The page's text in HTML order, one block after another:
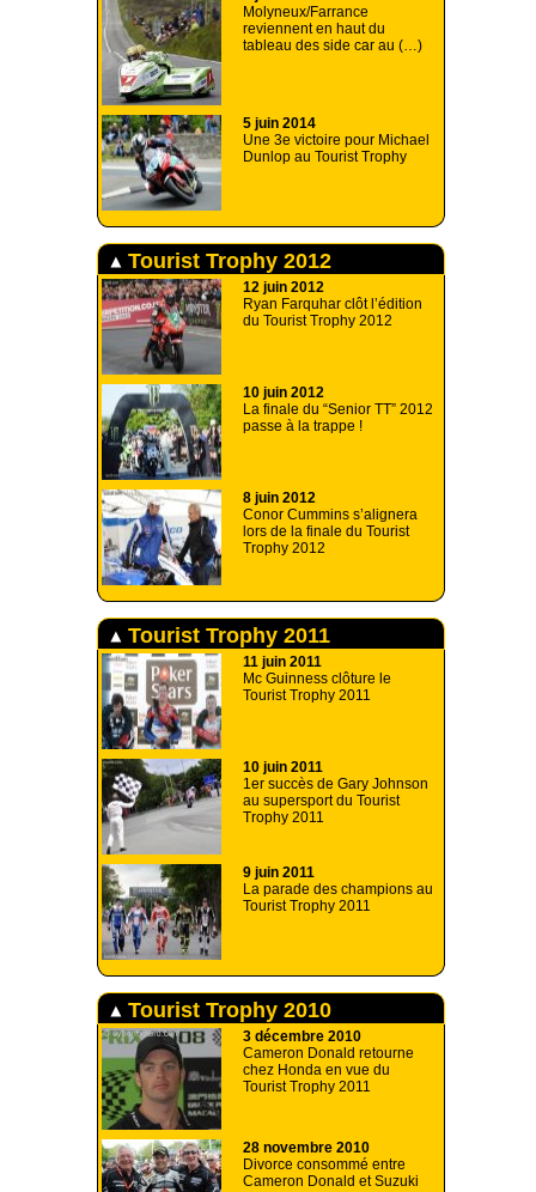
Molyneux/Farrance
reviennent en haut du
tableau des side car au (…)
5 juin 2014
Une 3e victoire pour Michael
Dunlop au Tourist Trophy
Tourist Trophy 2012
12 juin 2012
Ryan Farquhar clôt l’édition
du Tourist Trophy 2012
10 juin 2012
La finale du “Senior TT” 2012
passe à la trappe !
8 juin 2012
Conor Cummins s’alignera
lors de la finale du Tourist
Trophy 2012
Tourist Trophy 2011
11 juin 2011
Mc Guinness clôture le
Tourist Trophy 2011
10 juin 2011
1er succès de Gary Johnson
au supersport du Tourist
Trophy 2011
9 juin 2011
La parade des champions au
Tourist Trophy 2011
Tourist Trophy 2010
3 décembre 2010
Cameron Donald retourne
chez Honda en vue du
Tourist Trophy 2011
28 novembre 2010
Divorce consommé entre
Cameron Donald et Suzuki